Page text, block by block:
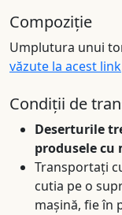
Compoziție
Umplutura unui
văzute la acest link
Condiții de
Deserturile
produsele cu
Transportați
cutia pe o
mașină, fie în